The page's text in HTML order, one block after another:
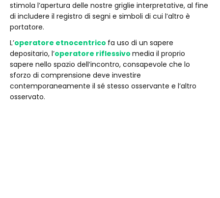
stimola l’apertura delle nostre griglie interpretative, al fine
di includere il registro di segni e simboli di cui l’altro è
portatore.
L’operatore etnocentrico fa uso di un sapere
depositario, l’operatore riflessivo media il proprio
sapere nello spazio dell’incontro, consapevole che lo
sforzo di comprensione deve investire
contemporaneamente il sé stesso osservante e l’altro
osservato.